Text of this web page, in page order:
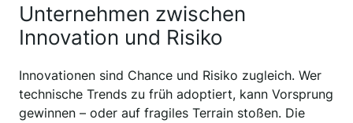
Unternehmen zwischen
Innovation und Risiko
Innovationen sind Chance und Risiko zugleich. Wer
technische Trends zu früh adoptiert, kann Vorsprung
gewinnen – oder auf fragiles Terrain stoßen. Die